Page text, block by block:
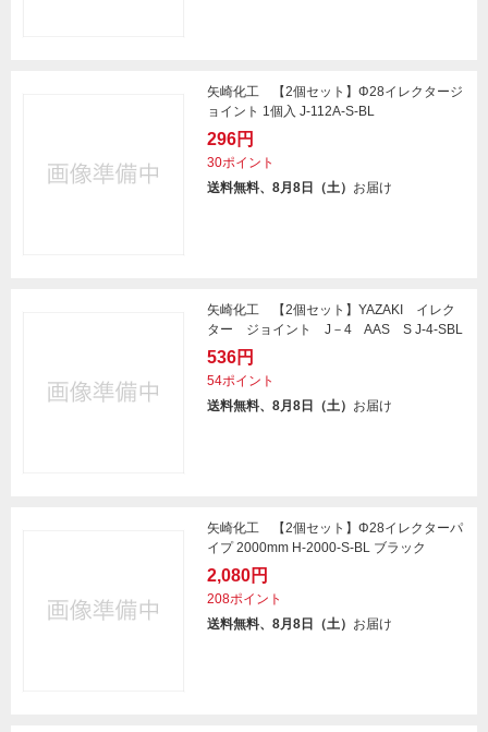
矢崎化工 【2個セット】Φ28イレクタージ
ョイント 1個入 J-112A-S-BL
296円
30ポイント
送料無料、8月8日（土） お届け
矢崎化工 【2個セット】YAZAKI イレク
ター ジョイント J－4 AAS S J-4-SBL
536円
54ポイント
送料無料、8月8日（土） お届け
矢崎化工 【2個セット】Φ28イレクターパ
イプ 2000mm H-2000-S-BL ブラック
2,080円
208ポイント
送料無料、8月8日（土） お届け